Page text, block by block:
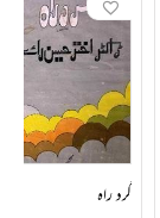
گرد راہ